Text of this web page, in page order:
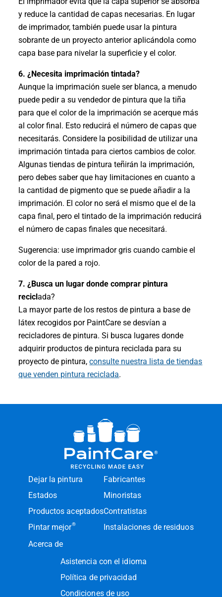
y reduce la cantidad de capas necesarias. En lugar
de imprimador, también puede usar la pintura
sobrante de un proyecto anterior aplicándola como
capa base para nivelar la superficie y el color.
6. ¿Necesita imprimación tintada?
Aunque la imprimación suele ser blanca, a menudo
puede pedir a su vendedor de pintura que la tiña
para que el color de la imprimación se acerque más
al color final. Esto reducirá el número de capas que
necesitarás. Considere la posibilidad de utilizar una
imprimación tintada para ciertos cambios de color.
Algunas tiendas de pintura teñirán la imprimación,
pero debes saber que hay limitaciones en cuanto a
la cantidad de pigmento que se puede añadir a la
imprimación. El color no será el mismo que el de la
capa final, pero el tintado de la imprimación reducirá
el número de capas finales que necesitará.
Sugerencia: use imprimador gris cuando cambie el
color de la pared a rojo.
7. ¿Busca un lugar donde comprar pintura
reciclada?
La mayor parte de los restos de pintura a base de
látex recogidos por PaintCare se desvían a
recicladores de pintura. Si busca lugares donde
adquirir productos de pintura reciclada para su
proyecto de pintura,consulte nuestra lista de tiendas
que venden pintura reciclada.
Dejar la pintura
Estados
Productos aceptados
Pintar mejor®
Acerca de
Fabricantes
Minoristas
Contratistas
Instalaciones de residuos
Asistencia con el idioma
Política de privacidad
Condiciones de uso